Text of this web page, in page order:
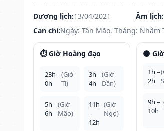
Dương lịch:13/04/2021 Âm lịch:
Can chi:Ngày: Tân Mão, Tháng: Nhâm
⏱️ Giờ Hoàng đạo
23h –
0h
(Giờ
Tí)
3h –
4h
(Giờ
Dần)
5h –
6h
(Giờ
Mão)
11h
–
12h
(Giờ
Ngọ)
🌑
1h –
2h
9h –
10h